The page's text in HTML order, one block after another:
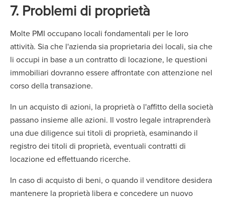
7. Problemi di proprietà
Molte PMI occupano locali fondamentali per le loro
attività. Sia che l'azienda sia proprietaria dei locali, sia che
li occupi in base a un contratto di locazione, le questioni
immobiliari dovranno essere affrontate con attenzione nel
corso della transazione.
In un acquisto di azioni, la proprietà o l'affitto della società
passano insieme alle azioni. Il vostro legale intraprenderà
una due diligence sui titoli di proprietà, esaminando il
registro dei titoli di proprietà, eventuali contratti di
locazione ed effettuando ricerche.
In caso di acquisto di beni, o quando il venditore desidera
mantenere la proprietà libera e concedere un nuovo